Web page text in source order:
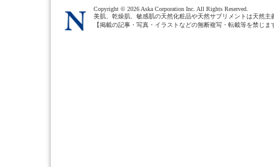
Copyright © 2026 Aska Corporation Inc. All Rights Reserved.
美肌、乾燥肌、敏感肌の天然化粧品や天然サプリメントは天然主
【掲載の記事・写真・イラストなどの無断複写・転載等を禁じま